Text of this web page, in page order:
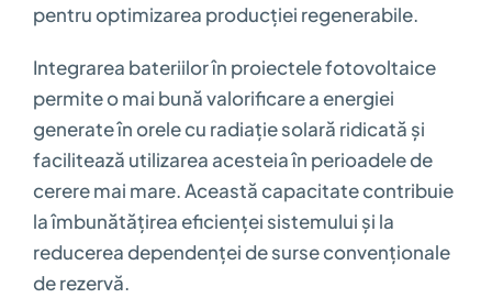
pentru optimizarea producției regenerabile.
Integrarea bateriilor în proiectele fotovoltaice
permite o mai bună valorificare a energiei
generate în orele cu radiație solară ridicată și
facilitează utilizarea acesteia în perioadele de
cerere mai mare. Această capacitate contribuie
la îmbunătățirea eficienței sistemului și la
reducerea dependenței de surse convenționale
de rezervă.